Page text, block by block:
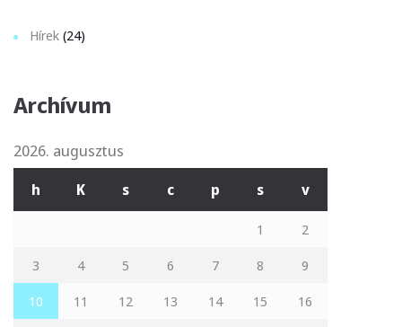
Hírek (24)
Archívum
2026. augusztus
h K s c p s v
1
2
3
4 5 6 7 8
9
10
11 12 13 14 15
16